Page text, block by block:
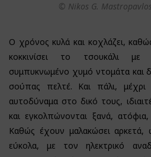
© Nikos G.
Ο χρόνος κυλά και κοχλάζει,
κοκκινίσει το τσουκάλι με
συμπυκνωμένο χυμό ντομάτα και
σούπας πελτέ. Και πάλι,
αυτοδύναμα στο δικό τους,
και εγκολπώνονται ξανά,
Καθώς έχουν μαλακώσει
εύκολα, με τον ηλεκτρικό